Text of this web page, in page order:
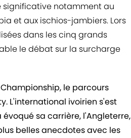
significative notamment au
et aux ischios-jambiers. Lors
dans les cinq grands
le débat sur la surcharge
le parcours
L'international ivoirien s'est
sa carrière, l'Angleterre,
belles anecdotes avec les